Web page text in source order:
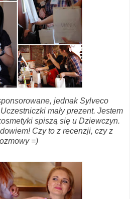
jednak Sylveco
mały prezent. Jestem
spiszą się u Dziewczyn.
Czy to z recenzji, czy z
=)